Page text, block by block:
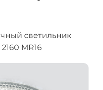
светильник
MR16